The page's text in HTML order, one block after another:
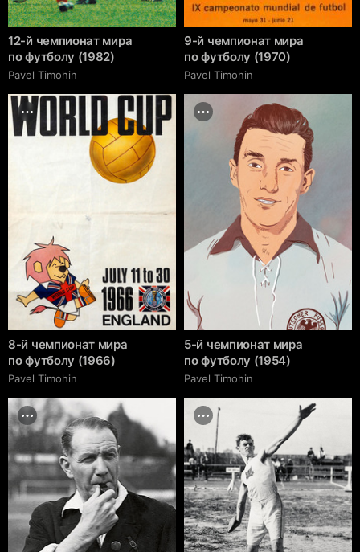
12-й чемпионат мира
по футболу (1982)
Pavel Timohin
9-й чемпионат мира
по футболу (1970)
Pavel Timohin
8-й чемпионат мира
по футболу (1966)
Pavel Timohin
5-й чемпионат мира
по футболу (1954)
Pavel Timohin